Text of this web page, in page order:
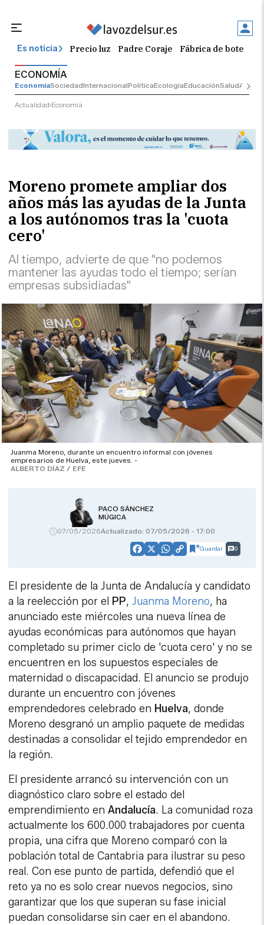
Es noticia Precio luz Padre Coraje Fábrica de botellas
ECONOMÍA
EconomíaSociedadInternacionalPolíticaEcologíaEducaciónSalud
Actualidad Economía
Moreno promete ampliar dos
años más las ayudas de la Junta
a los autónomos tras la 'cuota
cero'
Al tiempo, advierte de que "no podemos
mantener las ayudas todo el tiempo; serían
empresas subsidiadas"
Juanma Moreno, durante un encuentro informal con jóvenes
empresarios de Huelva, este jueves. -
ALBERTO DÍAZ / EFE
PACO SÁNCHEZ
MÚGICA
07/05/2026Actualizado: 07/05/2026 - 17:00
Facebook
X WhatsApp
CopyGuardar 0
El presidente de la Junta de Andalucía y candidato
a la reelección por el PP,Juanma Moreno, ha
anunciado este miércoles una nueva línea de
ayudas económicas para autónomos que hayan
completado su primer ciclo de 'cuota cero' y no se
encuentren en los supuestos especiales de
maternidad o discapacidad. El anuncio se produjo
durante un encuentro con jóvenes
emprendedores celebrado en Huelva, donde
Moreno desgranó un amplio paquete de medidas
destinadas a consolidar el tejido emprendedor en
la región.
El presidente arrancó su intervención con un
diagnóstico claro sobre el estado del
emprendimiento enAndalucía. La comunidad roza
actualmente los 600.000 trabajadores por cuenta
propia, una cifra que Moreno comparó con la
población total de Cantabria para ilustrar su peso
real. Con ese punto de partida, defendió que el
reto ya no es solo crear nuevos negocios, sino
garantizar que los que superan su fase inicial
puedan consolidarse sin caer en el abandono.